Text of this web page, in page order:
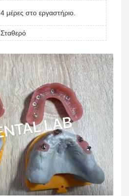
4 μέρες στο εργαστήριο.
Σταθερό